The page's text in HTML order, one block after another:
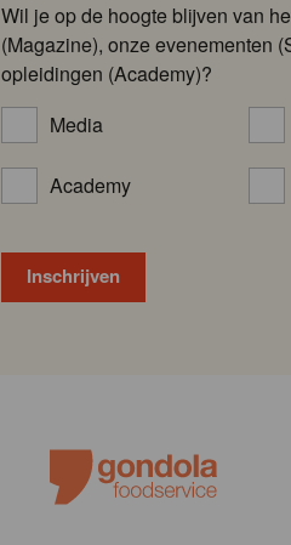
Wil je op de hoogte blijven van
(Magazine), onze evenementen
opleidingen (Academy)?
Media
Academy